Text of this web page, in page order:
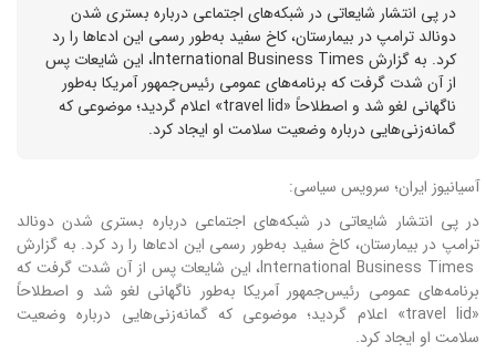
در پی انتشار شایعاتی در شبکه‌های اجتماعی درباره بستری شدن
دونالد ترامپ در بیمارستان، کاخ سفید به‌طور رسمی این ادعاها را رد
کرد. به گزارش International Business Times، این شایعات پس
از آن شدت گرفت که برنامه‌های عمومی رئیس‌جمهور آمریکا به‌طور
ناگهانی لغو شد و اصطلاحاً «travel lid» اعلام گردید؛ موضوعی که
گمانه‌زنی‌هایی درباره وضعیت سلامت او ایجاد کرد.
آسیانیوز ایران؛ سرویس سیاسی:
در پی انتشار شایعاتی در شبکه‌های اجتماعی درباره بستری شدن دونالد
ترامپ در بیمارستان، کاخ سفید به‌طور رسمی این ادعاها را رد کرد. به گزارش
International Business Times، این شایعات پس از آن شدت گرفت که
برنامه‌های عمومی رئیس‌جمهور آمریکا به‌طور ناگهانی لغو شد و اصطلاحاً
«travel lid» اعلام گردید؛ موضوعی که گمانه‌زنی‌هایی درباره وضعیت
سلامت او ایجاد کرد.